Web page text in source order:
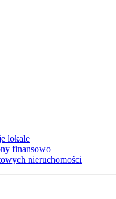
lokale
finansowo
nieruchomości